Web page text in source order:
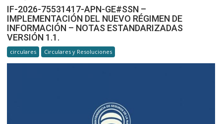
IF-2026-75531417-APN-GE#SSN –
IMPLEMENTACIÓN DEL NUEVO RÉGIMEN DE
INFORMACIÓN – NOTAS ESTANDARIZADAS
VERSIÓN 1.1.
circulares Circulares y Resoluciones